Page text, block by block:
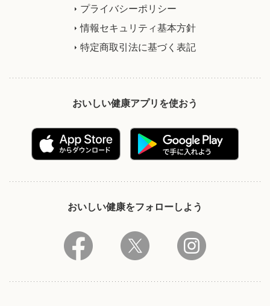
プライバシーポリシー
情報セキュリティ基本方針
特定商取引法に基づく表記
おいしい健康アプリを使おう
おいしい健康をフォローしよう